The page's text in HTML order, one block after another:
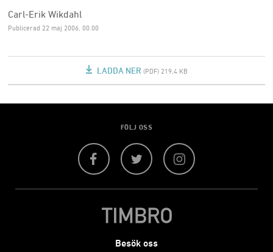
Carl-Erik Wikdahl
Publicerad 22 maj 2006, 00.00
LADDA NER (PDF) 219,4 KB
FÖLJ OSS
Besök oss